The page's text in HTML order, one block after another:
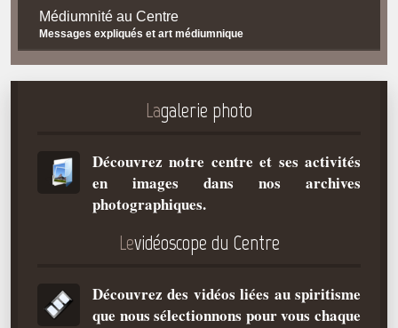
Médiumnité au Centre
Messages expliqués et art médiumnique
Contact / Accès
Plan d'accès
La doctrine Spirite
Qu'est-ce que c'est ?
Les bases du spiritisme
La doctrine d'Allan Kardec
Lagalerie photo
Découvrez notre centre et ses activités
en images dans nos archives
photographiques.
Levidéoscope du Centre
Découvrez des vidéos liées au spiritisme
que nous sélectionnons pour vous chaque